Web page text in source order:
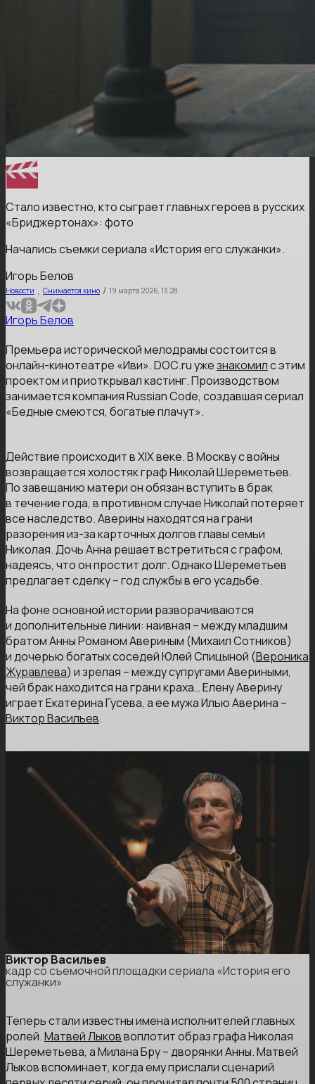
Стало известно, кто сыграет главных героев в русских
«Бриджертонах»: фото
Начались съемки сериала «История его служанки».
Игорь Белов
Новости , Снимается кино / 19 марта 2026, 13:28
Игорь Белов
Премьера исторической мелодрамы состоится в
онлайн-кинотеатре «Иви». DОС.ru ужезнакомилс этим
проектом и приоткрывал кастинг. Производством
занимается компания Russian Code, создавшая сериал
«Бедные смеются, богатые плачут».
Действие происходит в XIX веке. В Москву с войны
возвращается холостяк граф Николай Шереметьев.
По завещанию матери он обязан вступить в брак
в течение года, в противном случае Николай потеряет
все наследство. Аверины находятся на грани
разорения из-за карточных долгов главы семьи
Николая. Дочь Анна решает встретиться с графом,
надеясь, что он простит долг. Однако Шереметьев
предлагает сделку – год службы в его усадьбе.
На фоне основной истории разворачиваются
и дополнительные линии: наивная – между младшим
братом Анны Романом Авериным (Михаил Сотников)
и дочерью богатых соседей Юлей Спицыной (Вероника
Журавлева) и зрелая – между супругами Авериными,
чей брак находится на грани краха… Елену Аверину
играет Екатерина Гусева, а ее мужа Илью Аверина –
Виктор Васильев.
Виктор Васильев
кадр со съемочной площадки сериала «История его
служанки»
Теперь стали известны имена исполнителей главных
ролей.Матвей Лыковвоплотит образ графа Николая
Шереметьева, а Милана Бру – дворянки Анны. Матвей
Лыков вспоминает, когда ему прислали сценарий